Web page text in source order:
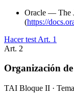
Oracle — The
(https://
Hacer test Art. 1
Art. 2
Organización
TAI Bloque II ·